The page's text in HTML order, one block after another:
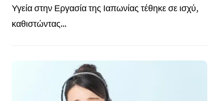
Υγεία στην Εργασία της Ιαπωνίας τέθηκε σε ισχύ,
καθιστώντας...